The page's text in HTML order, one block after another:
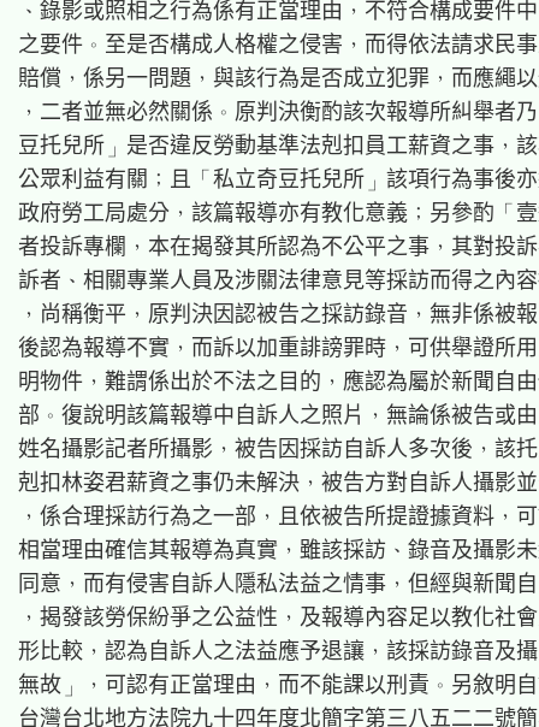
、錄影或照相之行為係有正當理由，不符合構成要件
之要件。至是否構成人格權之侵害，而得依法請求民
賠償，係另一問題，與該行為是否成立犯罪，而應繩
，二者並無必然關係。原判決衡酌該次報導所糾舉者
豆托兒所」是否違反勞動基準法剋扣員工薪資之事，
公眾利益有關；且「私立奇豆托兒所」該項行為事後
政府勞工局處分，該篇報導亦有教化意義；另參酌「
者投訴專欄，本在揭發其所認為不公平之事，其對投
訴者、相關專業人員及涉關法律意見等採訪而得之內
，尚稱衡平，原判決因認被告之採訪錄音，無非係被
後認為報導不實，而訴以加重誹謗罪時，可供舉證所
明物件，難謂係出於不法之目的，應認為屬於新聞自
部。復說明該篇報導中自訴人之照片，無論係被告或
姓名攝影記者所攝影，被告因採訪自訴人多次後，該
剋扣林姿君薪資之事仍未解決，被告方對自訴人攝影
，係合理採訪行為之一部，且依被告所提證據資料，
相當理由確信其報導為真實，雖該採訪、錄音及攝影
同意，而有侵害自訴人隱私法益之情事，但經與新聞
，揭發該勞保紛爭之公益性，及報導內容足以教化社
形比較，認為自訴人之法益應予退讓，該採訪錄音及
無故」，可認有正當理由，而不能課以刑責。另敘明
台灣台北地方法院九十四年度北簡字第三八五二二號